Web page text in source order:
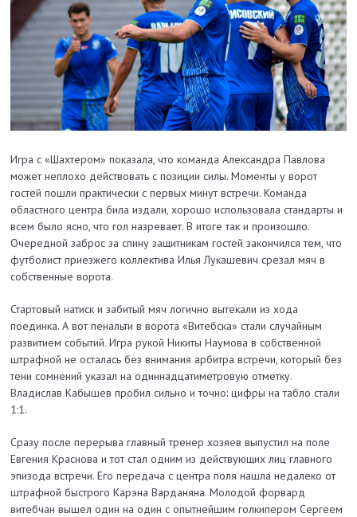
Игра с «Шахтером» показала, что команда Александра Павлова
может неплохо действовать с позиции силы. Моменты у ворот
гостей пошли практически с первых минут встречи. Команда
областного центра била издали, хорошо использовала стандарты и
всем было ясно, что гол назревает. В итоге так и произошло.
Очередной заброс за спину защитникам гостей закончился тем, что
футболист приезжего коллектива Илья Лукашевич срезал мяч в
собственные ворота.
Стартовый натиск и забитый мяч логично вытекали из хода
поединка. А вот пенальти в ворота «Витебска» стали случайным
развитием событий. Игра рукой Никиты Наумова в собственной
штрафной не осталась без внимания арбитра встречи, который без
тени сомнений указал на одиннадцатиметровую отметку.
Владислав Кабышев пробил сильно и точно: цифры на табло стали
1:1.
Сразу после перерыва главный тренер хозяев выпустил на поле
Евгения Краснова и тот стал одним из действующих лиц главного
эпизода встречи. Его передача с центра поля нашла недалеко от
штрафной быстрого Карэна Варданяна. Молодой форвард
витебчан вышел один на один с опытнейшим голкипером Сергеем